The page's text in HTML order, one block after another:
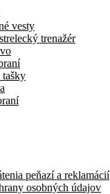
vesty
trenažér
tašky
peňazí a reklamácií
osobných údajov